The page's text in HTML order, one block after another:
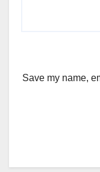
Save my name,